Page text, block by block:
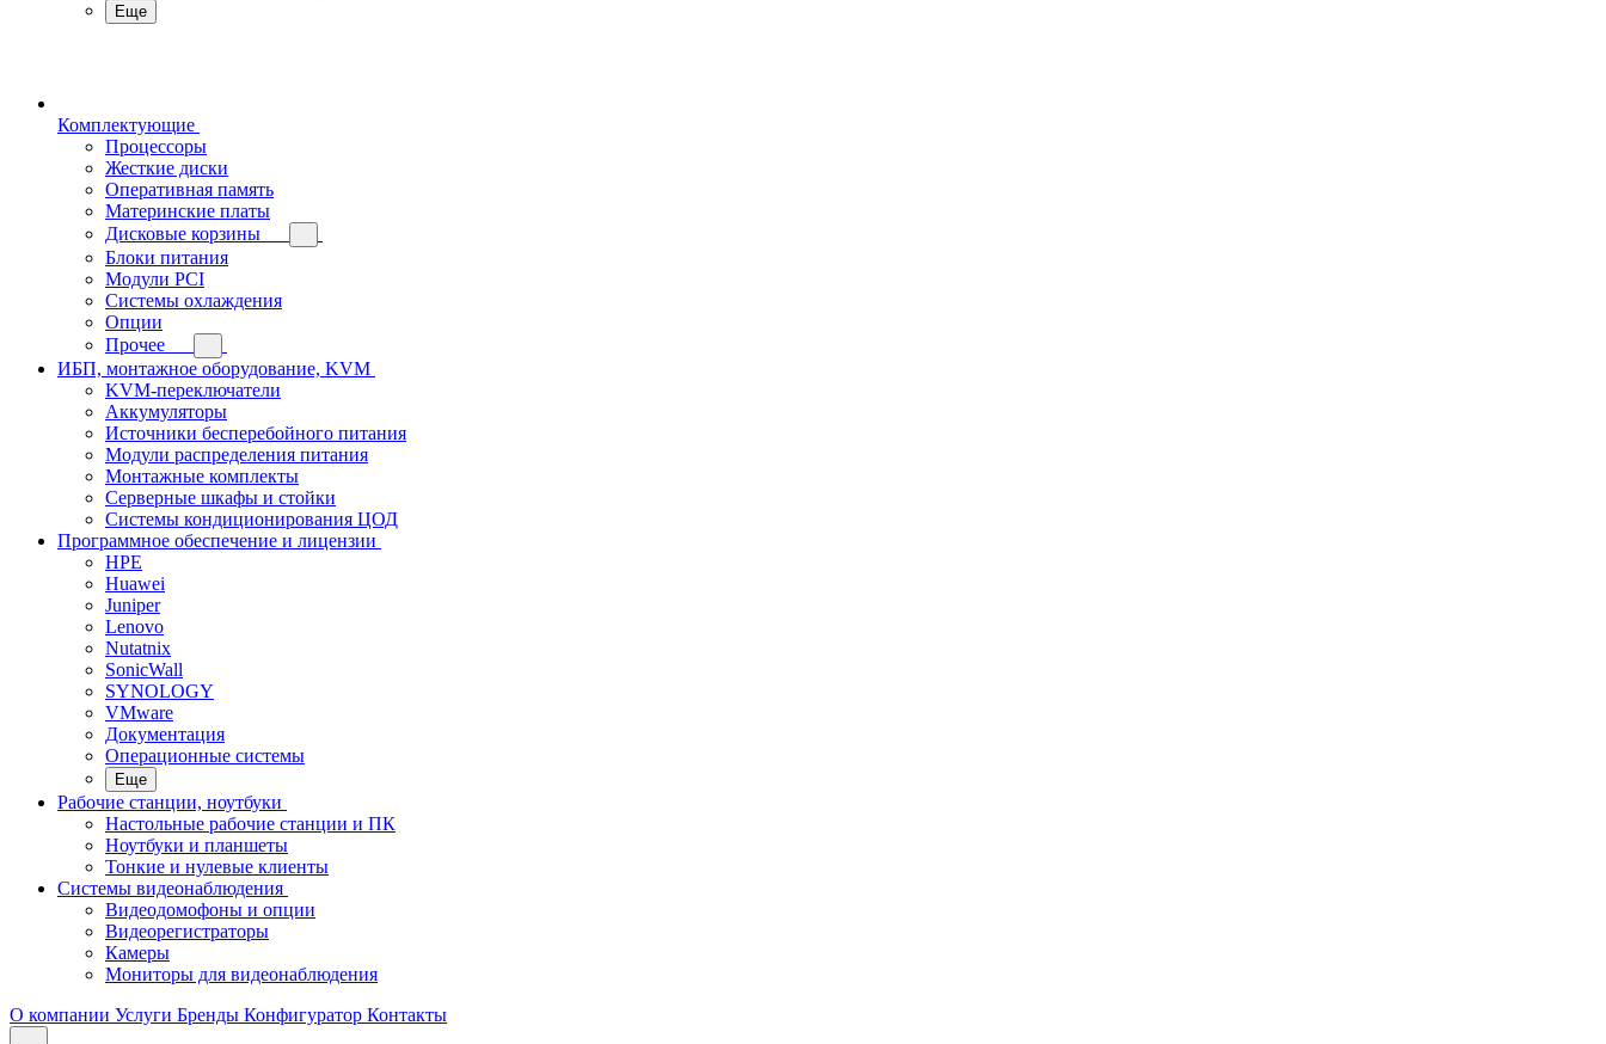
Еще
Комплектующие
Процессоры
Жесткие диски
Оперативная память
Материнские платы
Дисковые корзины
Блоки питания
Модули PCI
Системы охлаждения
Опции
Прочее
ИБП, монтажное оборудование, KVM
KVM-переключатели
Аккумуляторы
Источники бесперебойного питания
Модули распределения питания
Монтажные комплекты
Серверные шкафы и стойки
Системы кондиционирования ЦОД
Программное обеспечение и лицензии
HPE
Huawei
Juniper
Lenovo
Nutatnix
SonicWall
SYNOLOGY
VMware
Документация
Операционные системы
Еще
Рабочие станции, ноутбуки
Настольные рабочие станции и ПК
Ноутбуки и планшеты
Тонкие и нулевые клиенты
Системы видеонаблюдения
Видеодомофоны и опции
Видеорегистраторы
Камеры
Мониторы для видеонаблюдения
О компании Услуги Бренды Конфигуратор Контакты